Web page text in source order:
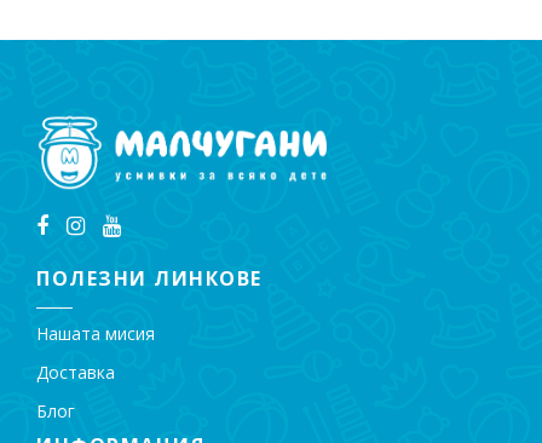
ПОЛЕЗНИ ЛИНКОВЕ
Нашата мисия
Доставка
Блог